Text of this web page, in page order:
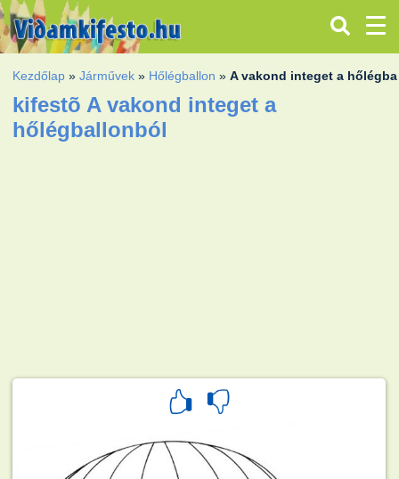
Kezdőlap »Járművek » Hőlégballon »A vakond integet a
kifestõ A vakond integet a
hőlégballonból